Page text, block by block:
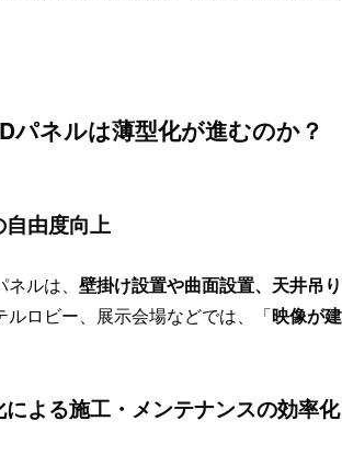
パネルは薄型化が進むのか？
自由度向上
ルは、 壁掛け設置や曲面設置、天井吊
ルロビー、展示会場などでは、「映像が
よる施工・メンテナンスの効率化